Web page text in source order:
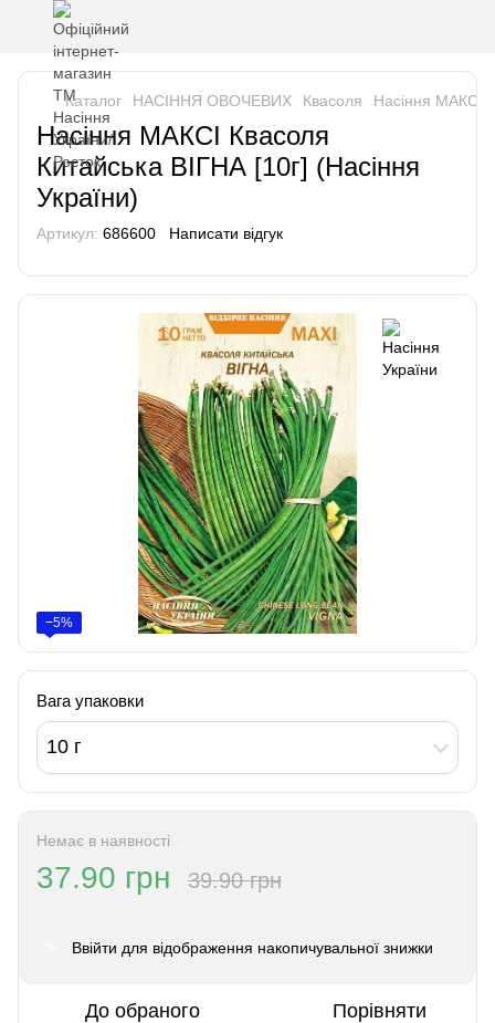
Каталог НАСІННЯ ОВОЧЕВИХ Квасоля Насіння МАКСІ
Насіння МАКСІ Квасоля
Китайська ВІГНА [10г] (Насіння
України)
Артикул: 686600 Написати відгук
−5%
Вага упаковки
10 г
Немає в наявності
37.90 грн 39.90 грн
Ввійти для відображення накопичувальної знижки
До обраного Порівняти